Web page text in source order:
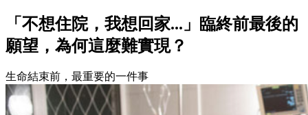
「不想住院，我想回家...」臨終前最後的
願望，為何這麼難實現？
生命結束前，最重要的一件事